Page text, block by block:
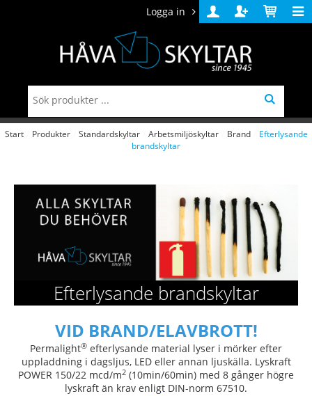
Logga in
Logga
in
Skapa
konto
Varukorg
Start Produkter Standardskyltar Arbetsmiljöskyltar Brand
Efterlysande
brandskyltar
Efterlysande brandskyltar
VID BRAND/ELAVBROTT!
Permalight® efterlysande material lyser i mörker efter
uppladdning i dagsljus, LED eller annan ljuskälla. Lyskraft
POWER 150/22 mcd/m2 (10min/60min) med 8 gånger högre
lyskraft än krav enligt DIN-norm 67510.